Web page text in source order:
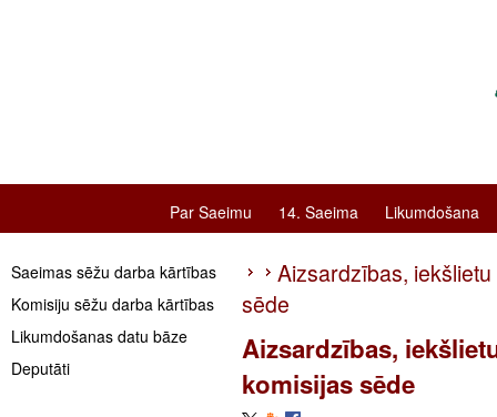
Par Saeimu 14. Saeima Likumdošana
Saeimas sēžu darba kārtības
Komisiju sēžu darba kārtības
Likumdošanas datu bāze
Deputāti
Aizsardzības,
sēde
Aizsardzības,
komisijas sēde